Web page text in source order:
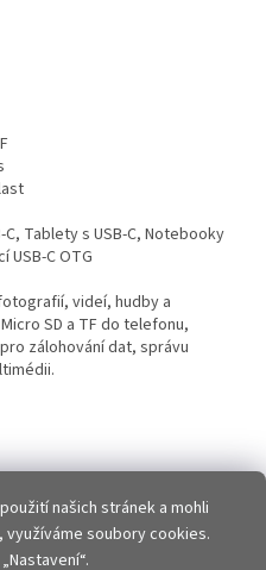
našich stránek a mohli
soubory cookies.
Tablety s USB-C, Notebooky
USB-C OTG
videí, hudby a
SD a TF do telefonu,
zálohování dat, správu